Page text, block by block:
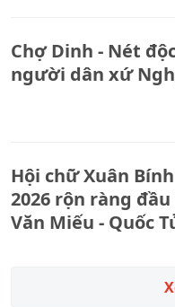
Chợ Dinh - Nét
người dân xứ
Hội chữ Xuân
2026 rộn ràng
Văn Miếu - Quốc